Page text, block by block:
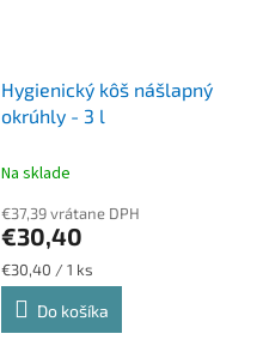
Hygienický kôš nášlapný
okrúhly - 3 l
Na sklade
€37,39 vrátane DPH
€30,40
Jednotková
cena:
€30,40 / 1 ks
Do košíka